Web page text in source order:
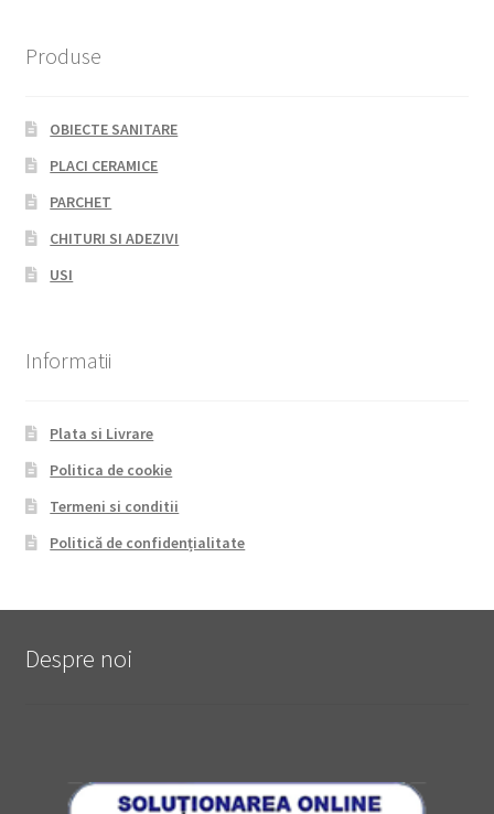
Produse
OBIECTE SANITARE
PLACI CERAMICE
PARCHET
CHITURI SI ADEZIVI
USI
Informatii
Plata si Livrare
Politica de cookie
Termeni si conditii
Politică de confidențialitate
Despre noi